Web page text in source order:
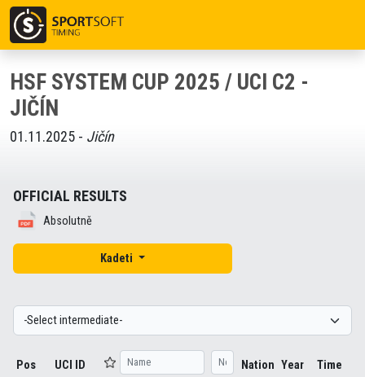
HSF SYSTEM CUP 2025 / UCI C2 -
JIČÍN
01.11.2025 - Jičín
OFFICIAL RESULTS
Absolutně
Kadeti
Pos UCI ID Nation Year Time